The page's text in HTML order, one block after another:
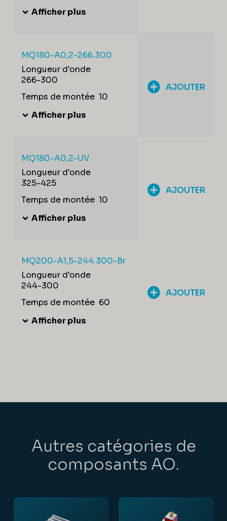
Afficher plus
MQ180-A0,2-266.300
Longueur d'onde
266-300
Temps de montée 10
Afficher plus
AJOUTER
MQ180-A0,2-UV
Longueur d'onde
325-425
Temps de montée 10
Afficher plus
AJOUTER
MQ200-A1,5-244.300-Br
Longueur d'onde
244-300
Temps de montée 60
Afficher plus
AJOUTER
Autres catégories de
composants AO.